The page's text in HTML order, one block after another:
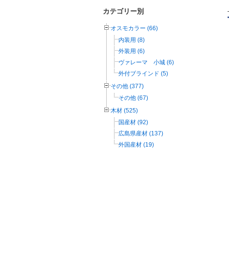
カテゴリー別
オスモカラー (66)
内装用 (8)
外装用 (6)
ヴァレーマ 小城 (6)
外付ブラインド (5)
その他 (377)
その他 (67)
木材 (525)
国産材 (92)
広島県産材 (137)
外国産材 (19)